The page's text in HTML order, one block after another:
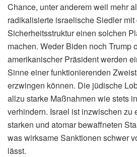
Chance, unter anderem weil mehr
radikalisierte israelische Siedler
Sicherheitsstruktur einen solchen
machen. Weder Biden noch Trump
amerikanischer Präsident werden
Sinne einer funktionierenden
erzwingen können. Die jüdische
allzu starke Maßnahmen wie stets
verhindern. Israel ist inzwischen zu
starken und atomar bewaffneten
was wirksame Sanktionen schwer
lässt.